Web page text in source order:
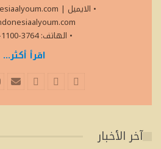
• الايميل |
• الهاتف: 3764-1100-6281+
اقرأ أكثر...
آخر الأخبار